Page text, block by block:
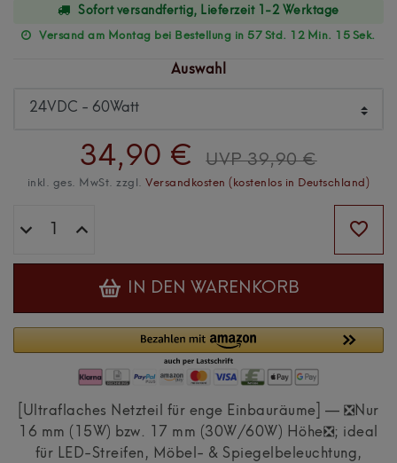
Sofort versandfertig, Lieferzeit 1-2 Werktage
Versand am Montag bei Bestellung in 57 Std. 12 Min. 15 Sek.
Auswahl
34,90 € UVP 39,90 €
inkl. ges. MwSt. zzgl. Versandkosten (kostenlos in Deutschland)
IN DEN WARENKORB
[Ultraflaches Netzteil für enge Einbauräume] — ❎Nur
16 mm (15W) bzw. 17 mm (30W/60W) Höhe❎; ideal
für LED-Streifen, Möbel- & Spiegelbeleuchtung,